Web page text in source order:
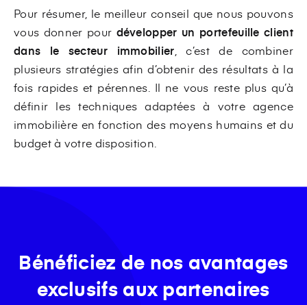
Pour résumer, le meilleur conseil que nous pouvons
vous donner pour développer un portefeuille client
dans le secteur immobilier , c’est de combiner
plusieurs stratégies afin d’obtenir des résultats à la
fois rapides et pérennes. Il ne vous reste plus qu’à
définir les techniques adaptées à votre agence
immobilière en fonction des moyens humains et du
budget à votre disposition.
Bénéficiez de nos avantages
exclusifs aux partenaires